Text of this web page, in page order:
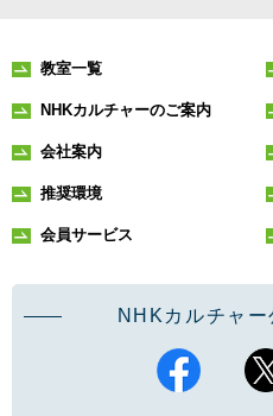
教室一覧
NHKカルチャーのご案内
会社案内
推奨環境
会員サービス
NHKカルチャー